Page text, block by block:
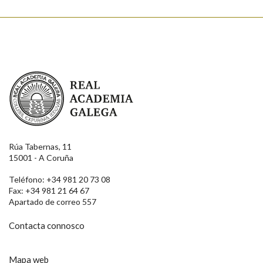
Real Academia Galega
Rúa Tabernas, 11
15001 - A Coruña
Teléfono: +34 981 20 73 08
Fax: +34 981 21 64 67
Apartado de correo 557
Contacta connosco
Mapa web